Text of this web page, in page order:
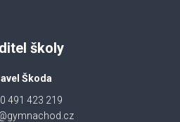
školy
Škoda
491 423 219